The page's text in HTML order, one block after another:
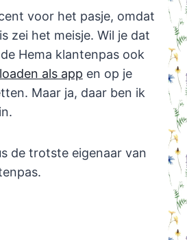
voor het pasje, omdat
zei het meisje. Wil je dat
Hema klantenpas ook
als app en op je
Maar ja, daar ben ik
de trotste eigenaar van